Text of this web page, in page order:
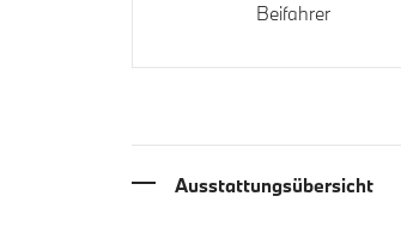
Beifahrer
Ausstattungsübersicht